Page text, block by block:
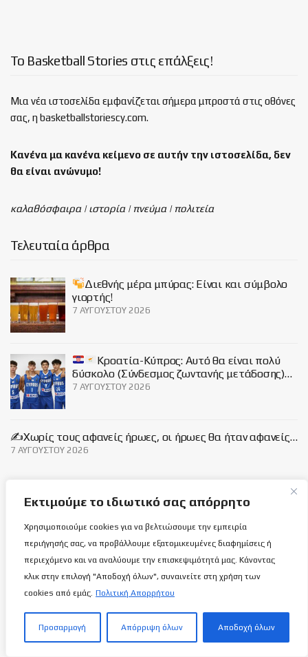
Εκτιμούμε το ιδιωτικό σας απόρρητο
Χρησιμοποιούμε cookies για να βελτιώσουμε την εμπειρία
περιήγησής σας, να προβάλλουμε εξατομικευμένες διαφημίσεις ή
περιεχόμενο και να αναλύουμε την επισκεψιμότητά μας. Κάνοντας
κλικ στην επιλογή "Αποδοχή όλων", συναινείτε στη χρήση των
cookies από εμάς. Πολιτική Απορρήτου
Προσαρμογή Απόρριψη όλων Αποδοχή όλων
Το Basketball Stories στις επάλξεις!
Μια νέα ιστοσελίδα εμφανίζεται σήμερα μπροστά στις οθόνες
σας, η basketballstoriescy.com.
Κανένα μα κανένα κείμενο σε αυτήν την ιστοσελίδα, δεν
θα είναι ανώνυμο!
καλαθόσφαιρα | ιστορία | πνεύμα | πολιτεία
Τελευταία άρθρα
Διεθνής μέρα μπύρας: Είναι και σύμβολο
γιορτής!
7 ΑΥΓΟΎΣΤΟΥ 2026
Κροατία-Κύπρος: Αυτό θα είναι πολύ
δύσκολο (Σύνδεσμος ζωντανής μετάδοσης)…
7 ΑΥΓΟΎΣΤΟΥ 2026
✍️Χωρίς τους αφανείς ήρωες, οι ήρωες θα ήταν αφανείς…
7 ΑΥΓΟΎΣΤΟΥ 2026
Σχετικά με εμάς
ΌΡΟΙ ΧΡΉΣΗΣ
ΠΟΛΙΤΙΚΉ ΑΠΟΡΡΉΤΟΥ